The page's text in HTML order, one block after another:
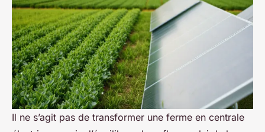
Il ne s’agit pas de transformer une ferme en centrale